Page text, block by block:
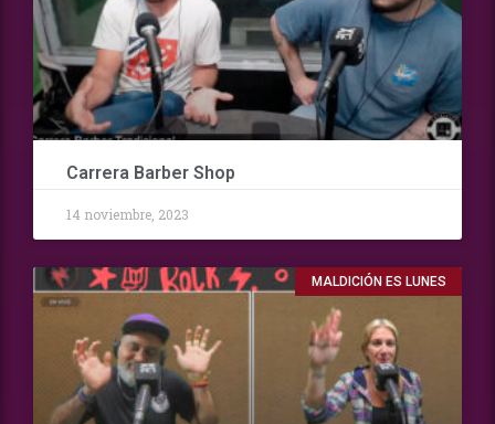
Carrera Barber Shop
14 noviembre, 2023
MALDICIÓN ES LUNES